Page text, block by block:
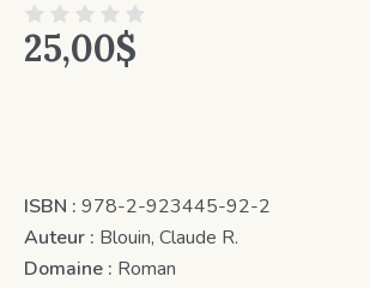
25,00$
ISBN : 978-2-923445-92-2
Auteur : Blouin, Claude R.
Domaine : Roman